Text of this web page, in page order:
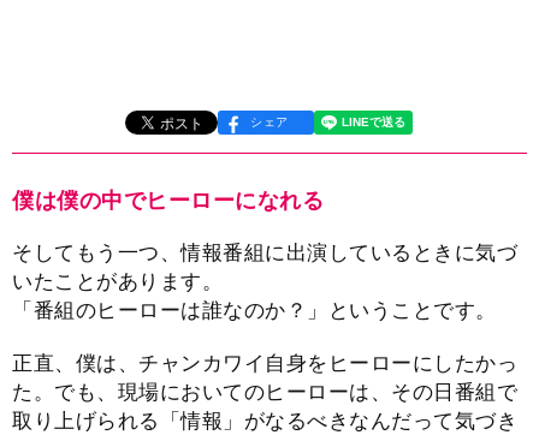
シェア
僕は僕の中でヒーローになれる
そしてもう一つ、情報番組に出演しているときに気づ
いたことがあります。
「番組のヒーローは誰なのか？」ということです。
正直、僕は、チャンカワイ自身をヒーローにしたかっ
た。でも、現場においてのヒーローは、その日番組で
取り上げられる「情報」がなるべきなんだって気づき